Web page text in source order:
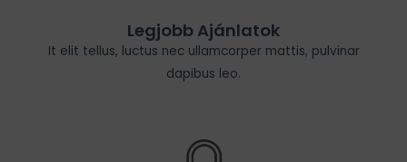
Legjobb Ajánlatok
It elit tellus, luctus nec ullamcorper mattis, pulvinar
dapibus leo.